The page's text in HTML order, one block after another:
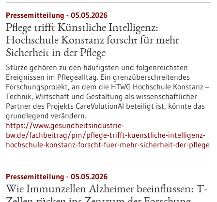
Pressemitteilung - 05.05.2026
Pflege trifft Künstliche Intelligenz:
Hochschule Konstanz forscht für mehr
Sicherheit in der Pflege
Stürze gehören zu den häufigsten und folgenreichsten
Ereignissen im Pflegealltag. Ein grenzüberschreitendes
Forschungsprojekt, an dem die HTWG Hochschule Konstanz ‒
Technik, Wirtschaft und Gestaltung als wissenschaftlicher
Partner des Projekts CareVolutionAI beteiligt ist, könnte das
grundlegend verändern.
https://www.gesundheitsindustrie-
bw.de/fachbeitrag/pm/pflege-trifft-kuenstliche-intelligenz-
hochschule-konstanz-forscht-fuer-mehr-sicherheit-der-pflege
Pressemitteilung - 05.05.2026
Wie Immunzellen Alzheimer beeinflussen: T-